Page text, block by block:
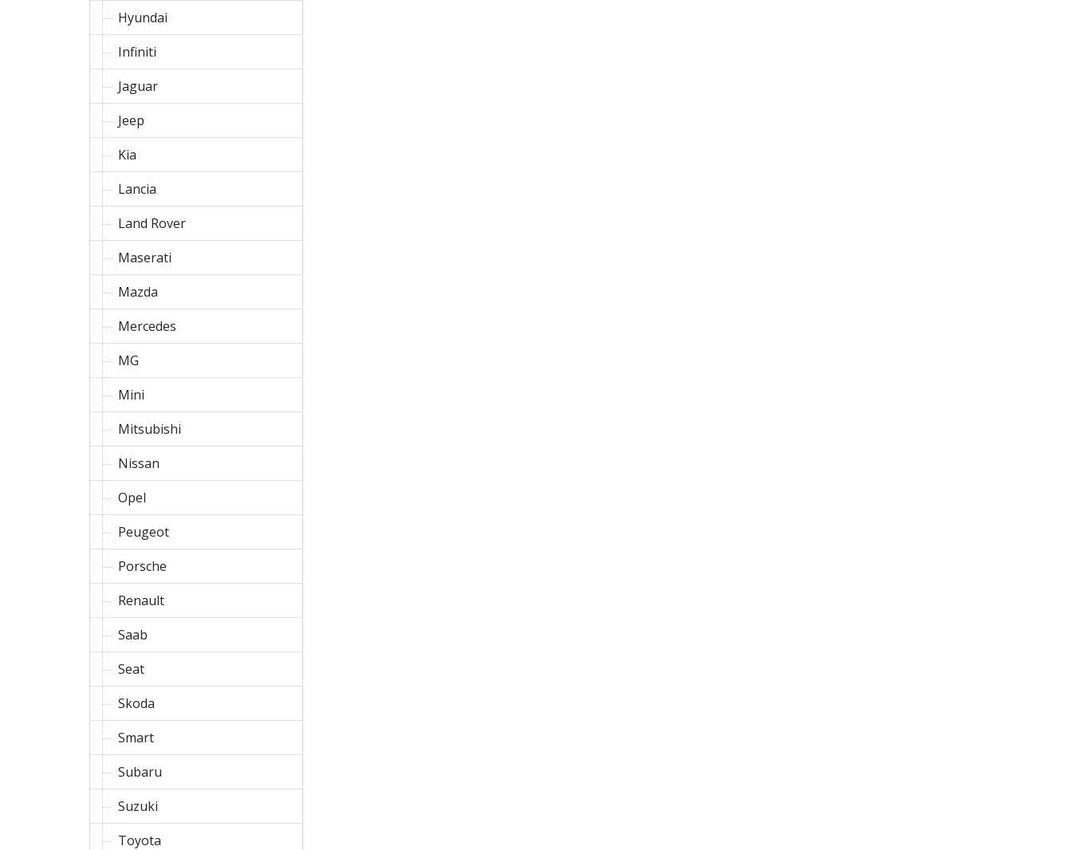
Hyundai
Infiniti
Jaguar
Jeep
Kia
Lancia
Land Rover
Maserati
Mazda
Mercedes
MG
Mini
Mitsubishi
Nissan
Opel
Peugeot
Porsche
Renault
Saab
Seat
Skoda
Smart
Subaru
Suzuki
Toyota